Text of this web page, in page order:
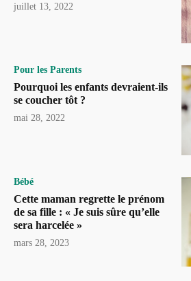
juillet 13, 2022
Pour les Parents
Pourquoi les enfants devraient-ils
se coucher tôt ?
mai 28, 2022
Bébé
Cette maman regrette le prénom
de sa fille : « Je suis sûre qu’elle
sera harcelée »
mars 28, 2023